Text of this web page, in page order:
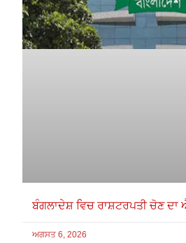
ਬੰਗਲਾਦੇਸ਼ ਵਿਚ ਰਾਸ਼ਟਰਪਤੀ ਚੋਣ ਦਾ
ਅਗਸਤ 6, 2026